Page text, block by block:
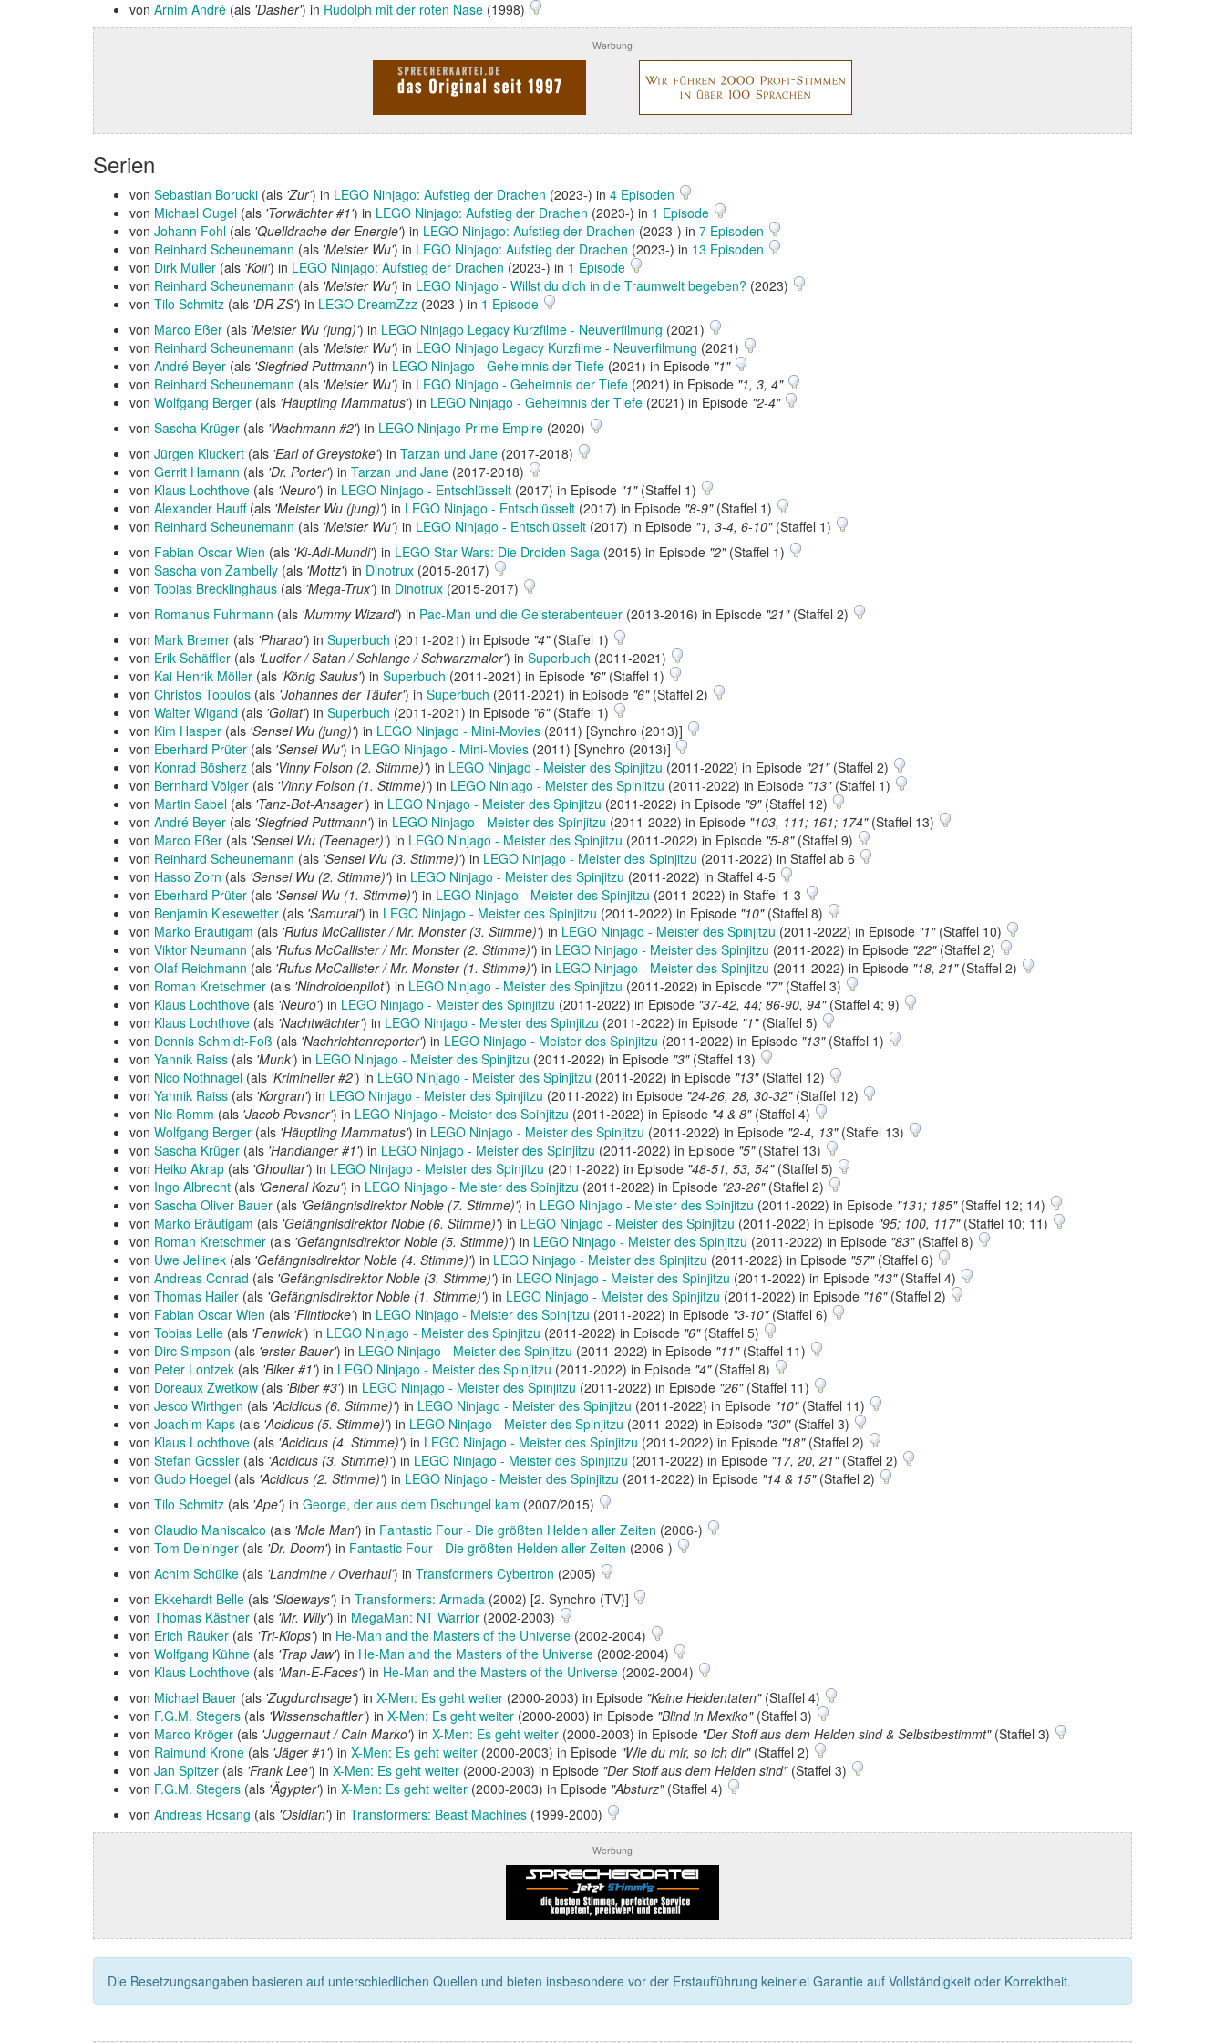
von Arnim André (als 'Dasher') in Rudolph mit der roten Nase (1998)
Werbung
Serien
von Sebastian Borucki (als 'Zur') in LEGO Ninjago: Aufstieg der Drachen (2023-) in 4 Episoden
von Michael Gugel (als 'Torwächter #1') in LEGO Ninjago: Aufstieg der Drachen (2023-) in 1 Episode
von Johann Fohl (als 'Quelldrache der Energie') in LEGO Ninjago: Aufstieg der Drachen (2023-) in 7 Episoden
von Reinhard Scheunemann (als 'Meister Wu') in LEGO Ninjago: Aufstieg der Drachen (2023-) in 13 Episoden
von Dirk Müller (als 'Koji') in LEGO Ninjago: Aufstieg der Drachen (2023-) in 1 Episode
von Reinhard Scheunemann (als 'Meister Wu') in LEGO Ninjago - Willst du dich in die Traumwelt begeben? (2023)
von Tilo Schmitz (als 'DR ZS') in LEGO DreamZzz (2023-) in 1 Episode
von Marco Eßer (als 'Meister Wu (jung)') in LEGO Ninjago Legacy Kurzfilme - Neuverfilmung (2021)
von Reinhard Scheunemann (als 'Meister Wu') in LEGO Ninjago Legacy Kurzfilme - Neuverfilmung (2021)
von André Beyer (als 'Siegfried Puttmann') in LEGO Ninjago - Geheimnis der Tiefe (2021) in Episode "1"
von Reinhard Scheunemann (als 'Meister Wu') in LEGO Ninjago - Geheimnis der Tiefe (2021) in Episode "1, 3, 4"
von Wolfgang Berger (als 'Häuptling Mammatus') in LEGO Ninjago - Geheimnis der Tiefe (2021) in Episode "2-4"
von Sascha Krüger (als 'Wachmann #2') in LEGO Ninjago Prime Empire (2020)
von Jürgen Kluckert (als 'Earl of Greystoke') in Tarzan und Jane (2017-2018)
von Gerrit Hamann (als 'Dr. Porter') in Tarzan und Jane (2017-2018)
von Klaus Lochthove (als 'Neuro') in LEGO Ninjago - Entschlüsselt (2017) in Episode "1"(Staffel 1)
von Alexander Hauff(als 'Meister Wu (jung)') in LEGO Ninjago - Entschlüsselt (2017) in Episode "8-9"(Staffel 1)
von Reinhard Scheunemann (als 'Meister Wu') in LEGO Ninjago - Entschlüsselt (2017) in Episode "1, 3-4, 6-10"(Staffel 1)
von Fabian Oscar Wien (als 'Ki-Adi-Mundi') in LEGO Star Wars: Die Droiden Saga (2015) in Episode "2"(Staffel 1)
von Sascha von Zambelly (als 'Mottz') in Dinotrux (2015-2017)
von Tobias Brecklinghaus (als 'Mega-Trux') in Dinotrux (2015-2017)
von Romanus Fuhrmann (als 'Mummy Wizard') in Pac-Man und die Geisterabenteuer (2013-2016) in Episode "21"(Staffel 2)
von Mark Bremer (als 'Pharao') in Superbuch (2011-2021) in Episode "4"(Staffel 1)
von Erik Schäffler (als 'Lucifer / Satan / Schlange / Schwarzmaler') in Superbuch (2011-2021)
von Kai Henrik Möller (als 'König Saulus') in Superbuch (2011-2021) in Episode "6"(Staffel 1)
von Christos Topulos (als 'Johannes der Täufer') in Superbuch (2011-2021) in Episode "6"(Staffel 2)
von Walter Wigand (als 'Goliat') in Superbuch (2011-2021) in Episode "6"(Staffel 1)
von Kim Hasper (als 'Sensei Wu (jung)') in LEGO Ninjago - Mini-Movies (2011) [Synchro (2013)]
von Eberhard Prüter (als 'Sensei Wu') in LEGO Ninjago - Mini-Movies (2011) [Synchro (2013)]
von Konrad Bösherz (als 'Vinny Folson (2. Stimme)') in LEGO Ninjago - Meister des Spinjitzu (2011-2022) in Episode "21"(Staffel 2)
von Bernhard Völger (als 'Vinny Folson (1. Stimme)') in LEGO Ninjago - Meister des Spinjitzu (2011-2022) in Episode "13"(Staffel 1)
von Martin Sabel (als 'Tanz-Bot-Ansager') in LEGO Ninjago - Meister des Spinjitzu (2011-2022) in Episode "9"(Staffel 12)
von André Beyer (als 'Siegfried Puttmann') in LEGO Ninjago - Meister des Spinjitzu (2011-2022) in Episode "103, 111; 161; 174"(Staffel 13)
von Marco Eßer (als 'Sensei Wu (Teenager)') in LEGO Ninjago - Meister des Spinjitzu (2011-2022) in Episode "5-8"(Staffel 9)
von Reinhard Scheunemann (als 'Sensei Wu (3. Stimme)') in LEGO Ninjago - Meister des Spinjitzu (2011-2022) in Staffel ab 6
von Hasso Zorn (als 'Sensei Wu (2. Stimme)') in LEGO Ninjago - Meister des Spinjitzu (2011-2022) in Staffel 4-5
von Eberhard Prüter (als 'Sensei Wu (1. Stimme)') in LEGO Ninjago - Meister des Spinjitzu (2011-2022) in Staffel 1-3
von Benjamin Kiesewetter (als 'Samurai') in LEGO Ninjago - Meister des Spinjitzu (2011-2022) in Episode "10"(Staffel 8)
von Marko Bräutigam (als 'Rufus McCallister / Mr. Monster (3. Stimme)') in LEGO Ninjago - Meister des Spinjitzu (2011-2022) in Episode "1"(Staffel 10)
von Viktor Neumann (als 'Rufus McCallister / Mr. Monster (2. Stimme)') in LEGO Ninjago - Meister des Spinjitzu (2011-2022) in Episode "22"(Staffel 2)
von Olaf Reichmann (als 'Rufus McCallister / Mr. Monster (1. Stimme)') in LEGO Ninjago - Meister des Spinjitzu (2011-2022) in Episode "18, 21"(Staffel 2)
von Roman Kretschmer (als 'Nindroidenpilot') in LEGO Ninjago - Meister des Spinjitzu (2011-2022) in Episode "7"(Staffel 3)
von Klaus Lochthove (als 'Neuro') in LEGO Ninjago - Meister des Spinjitzu (2011-2022) in Episode "37-42, 44; 86-90, 94"(Staffel 4; 9)
von Klaus Lochthove (als 'Nachtwächter') in LEGO Ninjago - Meister des Spinjitzu (2011-2022) in Episode "1"(Staffel 5)
von Dennis Schmidt-Foß (als 'Nachrichtenreporter') in LEGO Ninjago - Meister des Spinjitzu (2011-2022) in Episode "13"(Staffel 1)
von Yannik Raiss (als 'Munk') in LEGO Ninjago - Meister des Spinjitzu (2011-2022) in Episode "3"(Staffel 13)
von Nico Nothnagel (als 'Krimineller #2') in LEGO Ninjago - Meister des Spinjitzu (2011-2022) in Episode "13"(Staffel 12)
von Yannik Raiss (als 'Korgran') in LEGO Ninjago - Meister des Spinjitzu (2011-2022) in Episode "24-26, 28, 30-32"(Staffel 12)
von Nic Romm (als 'Jacob Pevsner') in LEGO Ninjago - Meister des Spinjitzu (2011-2022) in Episode "4 & 8"(Staffel 4)
von Wolfgang Berger (als 'Häuptling Mammatus') in LEGO Ninjago - Meister des Spinjitzu (2011-2022) in Episode "2-4, 13"(Staffel 13)
von Sascha Krüger (als 'Handlanger #1') in LEGO Ninjago - Meister des Spinjitzu (2011-2022) in Episode "5"(Staffel 13)
von Heiko Akrap (als 'Ghoultar') in LEGO Ninjago - Meister des Spinjitzu (2011-2022) in Episode "48-51, 53, 54"(Staffel 5)
von Ingo Albrecht (als 'General Kozu') in LEGO Ninjago - Meister des Spinjitzu (2011-2022) in Episode "23-26"(Staffel 2)
von Sascha Oliver Bauer (als 'Gefängnisdirektor Noble (7. Stimme)') in LEGO Ninjago - Meister des Spinjitzu (2011-2022) in Episode "131; 185"(Staffel 12; 14)
von Marko Bräutigam (als 'Gefängnisdirektor Noble (6. Stimme)') in LEGO Ninjago - Meister des Spinjitzu (2011-2022) in Episode "95; 100, 117"(Staffel 10; 11)
von Roman Kretschmer (als 'Gefängnisdirektor Noble (5. Stimme)') in LEGO Ninjago - Meister des Spinjitzu (2011-2022) in Episode "83"(Staffel 8)
von Uwe Jellinek (als 'Gefängnisdirektor Noble (4. Stimme)') in LEGO Ninjago - Meister des Spinjitzu (2011-2022) in Episode "57"(Staffel 6)
von Andreas Conrad (als 'Gefängnisdirektor Noble (3. Stimme)') in LEGO Ninjago - Meister des Spinjitzu (2011-2022) in Episode "43"(Staffel 4)
von Thomas Hailer (als 'Gefängnisdirektor Noble (1. Stimme)') in LEGO Ninjago - Meister des Spinjitzu (2011-2022) in Episode "16"(Staffel 2)
von Fabian Oscar Wien (als 'Flintlocke') in LEGO Ninjago - Meister des Spinjitzu (2011-2022) in Episode "3-10"(Staffel 6)
von Tobias Lelle (als 'Fenwick') in LEGO Ninjago - Meister des Spinjitzu (2011-2022) in Episode "6"(Staffel 5)
von Dirc Simpson (als 'erster Bauer') in LEGO Ninjago - Meister des Spinjitzu (2011-2022) in Episode "11"(Staffel 11)
von Peter Lontzek (als 'Biker #1') in LEGO Ninjago - Meister des Spinjitzu (2011-2022) in Episode "4"(Staffel 8)
von Doreaux Zwetkow (als 'Biber #3') in LEGO Ninjago - Meister des Spinjitzu (2011-2022) in Episode "26"(Staffel 11)
von Jesco Wirthgen (als 'Acidicus (6. Stimme)') in LEGO Ninjago - Meister des Spinjitzu (2011-2022) in Episode "10"(Staffel 11)
von Joachim Kaps (als 'Acidicus (5. Stimme)') in LEGO Ninjago - Meister des Spinjitzu (2011-2022) in Episode "30"(Staffel 3)
von Klaus Lochthove (als 'Acidicus (4. Stimme)') in LEGO Ninjago - Meister des Spinjitzu (2011-2022) in Episode "18"(Staffel 2)
von Stefan Gossler (als 'Acidicus (3. Stimme)') in LEGO Ninjago - Meister des Spinjitzu (2011-2022) in Episode "17, 20, 21"(Staffel 2)
von Gudo Hoegel (als 'Acidicus (2. Stimme)') in LEGO Ninjago - Meister des Spinjitzu (2011-2022) in Episode "14 & 15"(Staffel 2)
von Tilo Schmitz (als 'Ape') in George, der aus dem Dschungel kam (2007/2015)
von Claudio Maniscalco (als 'Mole Man') in Fantastic Four - Die größten Helden aller Zeiten (2006-)
von Tom Deininger (als 'Dr. Doom') in Fantastic Four - Die größten Helden aller Zeiten (2006-)
von Achim Schülke (als 'Landmine / Overhaul') in Transformers Cybertron (2005)
von Ekkehardt Belle (als 'Sideways') in Transformers: Armada (2002) [2. Synchro (TV)]
von Thomas Kästner (als 'Mr. Wily') in MegaMan: NT Warrior (2002-2003)
von Erich Räuker (als 'Tri-Klops') in He-Man and the Masters of the Universe (2002-2004)
von Wolfgang Kühne (als 'Trap Jaw') in He-Man and the Masters of the Universe (2002-2004)
von Klaus Lochthove (als 'Man-E-Faces') in He-Man and the Masters of the Universe (2002-2004)
von Michael Bauer (als 'Zugdurchsage') in X-Men: Es geht weiter (2000-2003) in Episode "Keine Heldentaten"(Staffel 4)
von F.G.M. Stegers (als 'Wissenschaftler') in X-Men: Es geht weiter (2000-2003) in Episode "Blind in Mexiko"(Staffel 3)
von Marco Kröger (als 'Juggernaut / Cain Marko') in X-Men: Es geht weiter (2000-2003) in Episode "Der Stoff aus dem Helden sind & Selbstbestimmt"(Staffel 3)
von Raimund Krone (als 'Jäger #1') in X-Men: Es geht weiter (2000-2003) in Episode "Wie du mir, so ich dir"(Staffel 2)
von Jan Spitzer (als 'Frank Lee') in X-Men: Es geht weiter (2000-2003) in Episode "Der Stoff aus dem Helden sind"(Staffel 3)
von F.G.M. Stegers (als 'Ägypter') in X-Men: Es geht weiter (2000-2003) in Episode "Absturz"(Staffel 4)
von Andreas Hosang (als 'Osidian') in Transformers: Beast Machines (1999-2000)
Werbung
Die Besetzungsangaben basieren auf unterschiedlichen Quellen und bieten insbesondere vor der Erstaufführung keinerlei Garantie auf Vollständigkeit oder Korrektheit.